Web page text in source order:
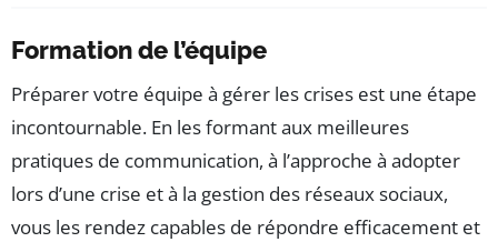
Formation de l’équipe
Préparer votre équipe à gérer les crises est une étape
incontournable. En les formant aux meilleures
pratiques de communication, à l’approche à adopter
lors d’une crise et à la gestion des réseaux sociaux,
vous les rendez capables de répondre efficacement et